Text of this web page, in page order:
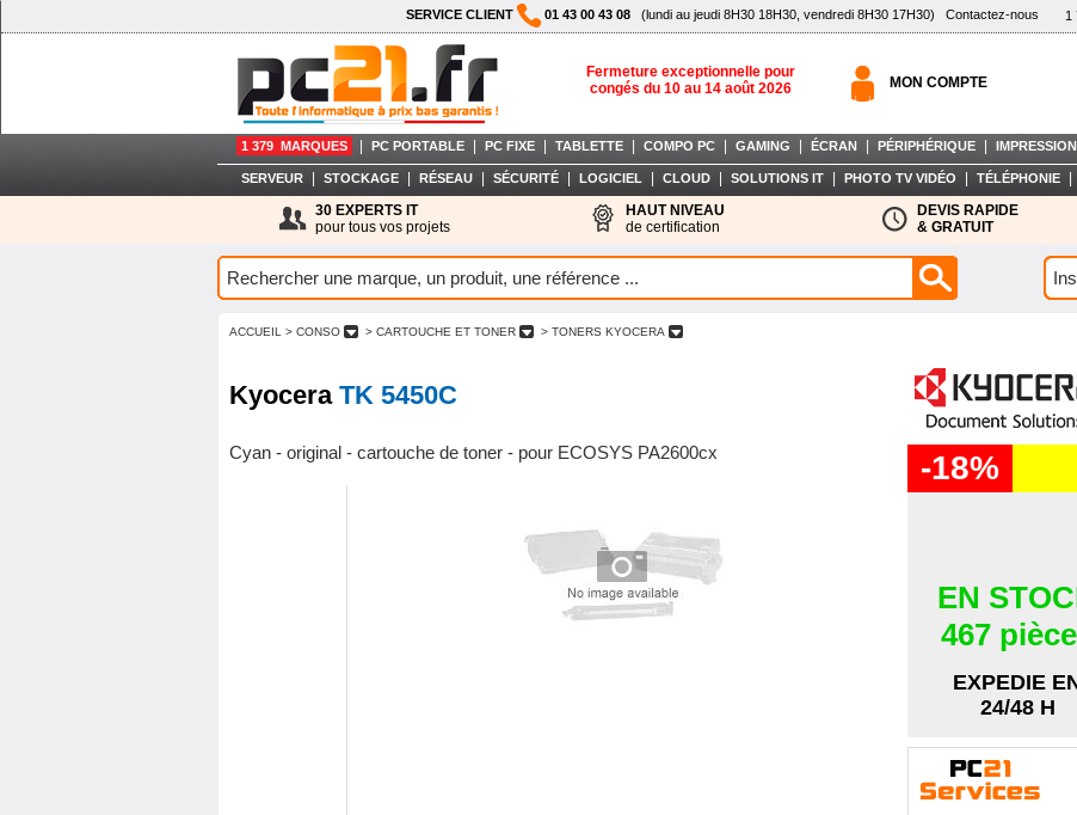
1
SERVICE CLIENT 01 43 00 43 08 (lundi au jeudi 8H30 18H30, vendredi 8H30 17H30) Contactez-nous
Fermeture exceptionnelle pour
congés du 10 au 14 août 2026
MON COMPTE
1 379 MARQUES PC PORTABLE PC FIXE TABLETTE COMPO PC GAMING ÉCRAN PÉRIPHÉRIQUE IMPRESSION
SERVEUR STOCKAGE RÉSEAU SÉCURITÉ LOGICIEL CLOUD SOLUTIONS IT PHOTO TV VIDÉO TÉLÉPHONIE
30 EXPERTS IT
pour tous vos projets
HAUT NIVEAU
de certification
DEVIS RAPIDE
& GRATUIT
ACCUEIL > CONSO > CARTOUCHE ET TONER > TONERS KYOCERA
Kyocera TK 5450C
Cyan - original - cartouche de toner - pour ECOSYS PA2600cx -18%
EN
467
EXPEDIE
24/48 H